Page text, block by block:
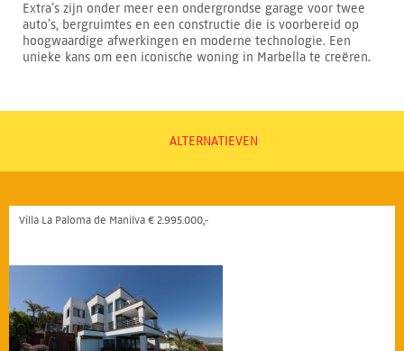
Extra’s zijn onder meer een ondergrondse garage voor twee
auto’s, bergruimtes en een constructie die is voorbereid op
hoogwaardige afwerkingen en moderne technologie. Een
unieke kans om een iconische woning in Marbella te creëren.
ALTERNATIEVEN
Villa La Paloma de Manilva € 2.995.000,-